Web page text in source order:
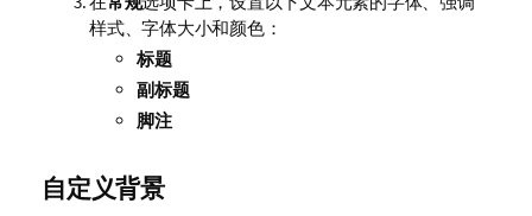
样式、字体大小和颜色：
标题
副标题
脚注
自定义背景